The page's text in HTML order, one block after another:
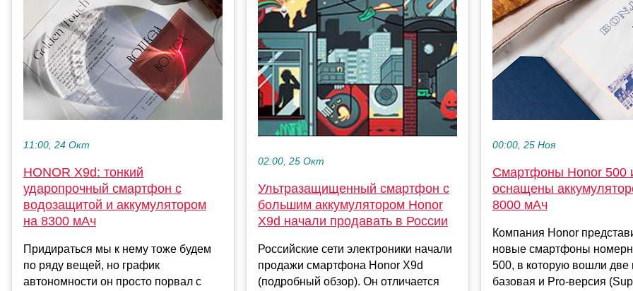
11:00, 24 Окт
HONOR X9d: тонкий
ударопрочный смартфон с
водозащитой и аккумулятором
на 8300 мАч
Придираться мы к нему тоже будем
по ряду вещей, но график
автономности он просто порвал с
02:00, 25 Окт
Ультразащищенный смартфон с
большим аккумулятором Honor
X9d начали продавать в России
Российские сети электроники начали
продажи смартфона Honor X9d
(подробный обзор). Он отличается
00:00, 25 Ноя
Смартфоны Honor 500
оснащены
8000 мАч
Компания Honor
новые смартфоны
500, в которую вошли две
базовая и Pro-версия